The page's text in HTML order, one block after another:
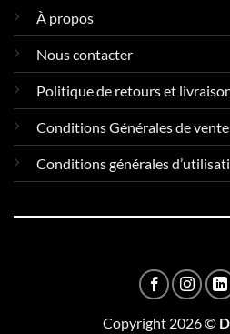
À propos
Nous contacter
Politique de retours et
Conditions Générales de vente
Conditions générales
Copyright 2026 ©